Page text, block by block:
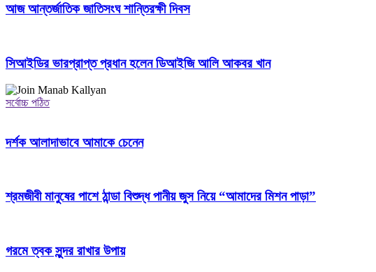
আজ আন্তর্জাতিক জাতিসংঘ শান্তিরক্ষী দিবস
সিআইডির ভারপ্রাপ্ত প্রধান হলেন ডিআইজি আলি আকবর খান
সর্বোচ্চ পঠিত
দর্শক আলাদাভাবে আমাকে চেনেন
শ্রমজীবী মানুষের পাশে ঠান্ডা বিশুদ্ধ পানীয় জুস নিয়ে “আমাদের মিশন পাড়া”
গরমে ত্বক সুন্দর রাখার উপায়